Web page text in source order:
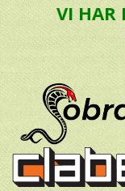
VI HAR